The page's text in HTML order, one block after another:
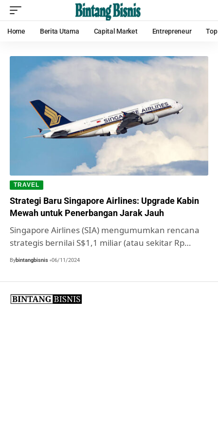
Home Berita Utama Capital Market Entrepreneur
TRAVEL
Strategi Baru Singapore Airlines: Upgrade Kabin
Mewah untuk Penerbangan Jarak Jauh
Singapore Airlines (SIA) mengumumkan rencana
strategis bernilai S$1,1 miliar (atau sekitar Rp…
Bybintangbisnis 06/11/2024